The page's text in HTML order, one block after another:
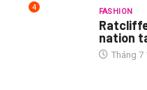
4 FASHION
nation
Tháng 7